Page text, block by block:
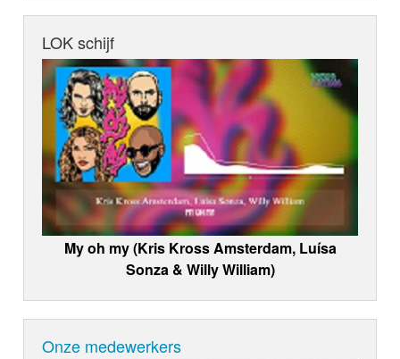
LOK schijf
My oh my (Kris Kross Amsterdam, Luísa
Sonza & Willy William)
Onze medewerkers